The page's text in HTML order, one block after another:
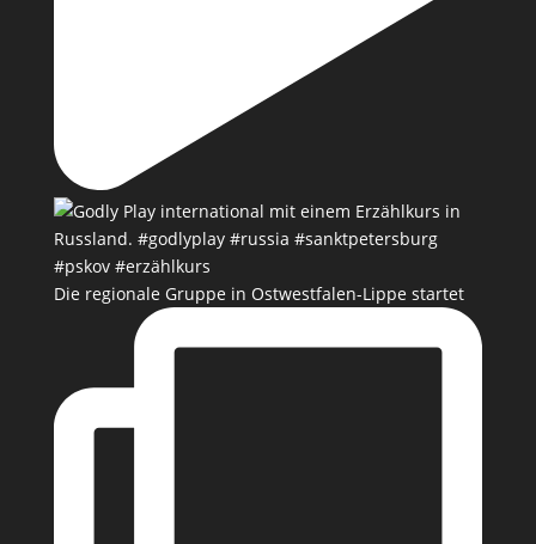
Die regionale Gruppe in Ostwestfalen-Lippe startet